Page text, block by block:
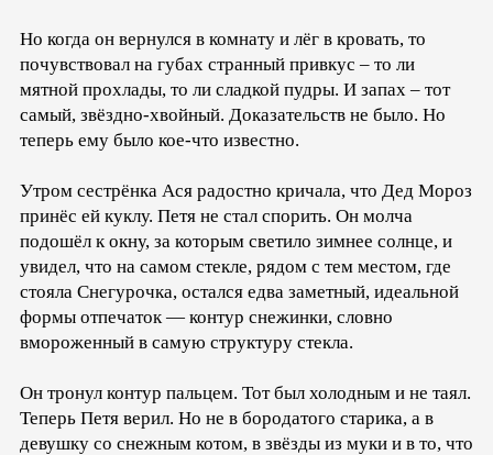
Но когда он вернулся в комнату и лёг в кровать, то
почувствовал на губах странный привкус – то ли
мятной прохлады, то ли сладкой пудры. И запах – тот
самый, звёздно-хвойный. Доказательств не было. Но
теперь ему было кое-что известно.
Утром сестрёнка Ася радостно кричала, что Дед Мороз
принёс ей куклу. Петя не стал спорить. Он молча
подошёл к окну, за которым светило зимнее солнце, и
увидел, что на самом стекле, рядом с тем местом, где
стояла Снегурочка, остался едва заметный, идеальной
формы отпечаток — контур снежинки, словно
вмороженный в самую структуру стекла.
Он тронул контур пальцем. Тот был холодным и не таял.
Теперь Петя верил. Но не в бородатого старика, а в
девушку со снежным котом, в звёзды из муки и в то, что